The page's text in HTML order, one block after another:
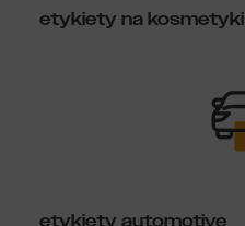
etykiety na kosmetyki